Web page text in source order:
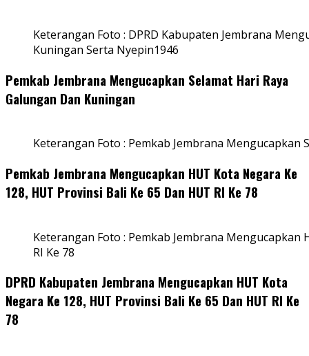
Keterangan Foto : DPRD Kabupaten Jembrana
Kuningan Serta Nyepin1946
Pemkab Jembrana Mengucapkan Selamat Hari Raya
Galungan Dan Kuningan
Keterangan Foto : Pemkab Jembrana Mengucapkan
Pemkab Jembrana Mengucapkan HUT Kota Negara Ke
128, HUT Provinsi Bali Ke 65 Dan HUT RI Ke 78
Keterangan Foto : Pemkab Jembrana Mengucapkan
RI Ke 78
DPRD Kabupaten Jembrana Mengucapkan HUT Kota
Negara Ke 128, HUT Provinsi Bali Ke 65 Dan HUT RI Ke
78